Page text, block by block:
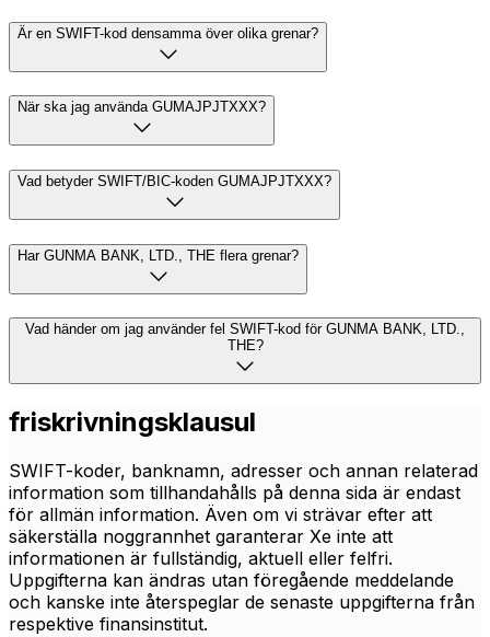
Är en SWIFT-kod densamma över olika grenar?
När ska jag använda GUMAJPJTXXX?
Vad betyder SWIFT/BIC-koden GUMAJPJTXXX?
Har GUNMA BANK, LTD., THE flera grenar?
Vad händer om jag använder fel SWIFT-kod för GUNMA BANK, LTD.,
THE?
friskrivningsklausul
SWIFT-koder, banknamn, adresser och annan relaterad
information som tillhandahålls på denna sida är endast
för allmän information. Även om vi strävar efter att
säkerställa noggrannhet garanterar Xe inte att
informationen är fullständig, aktuell eller felfri.
Uppgifterna kan ändras utan föregående meddelande
och kanske inte återspeglar de senaste uppgifterna från
respektive finansinstitut.